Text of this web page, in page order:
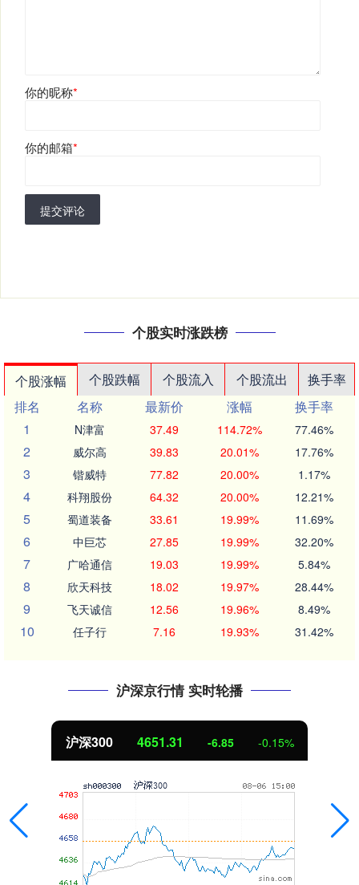
你的昵称*
你的邮箱*
提交评论
个股实时涨跌榜
个股涨幅 个股跌幅 个股流入 个股流出
换手率
排名
名称 最新价 涨幅
换手率
1
N津富 37.49 114.72% 77.46%
2 威尔高 39.83 20.01% 17.76%
3 锴威特 77.82 20.00% 1.17%
4 科翔股份 64.32 20.00% 12.21%
5 蜀道装备 33.61 19.99% 11.69%
6 中巨芯 27.85 19.99% 32.20%
7 广哈通信 19.03 19.99% 5.84%
8 欣天科技 18.02 19.97% 28.44%
9 飞天诚信 12.56 19.96% 8.49%
10 任子行 7.16 19.93% 31.42%
沪深京行情 实时轮播
沪深300 4651.31 -6.85 -0.15%